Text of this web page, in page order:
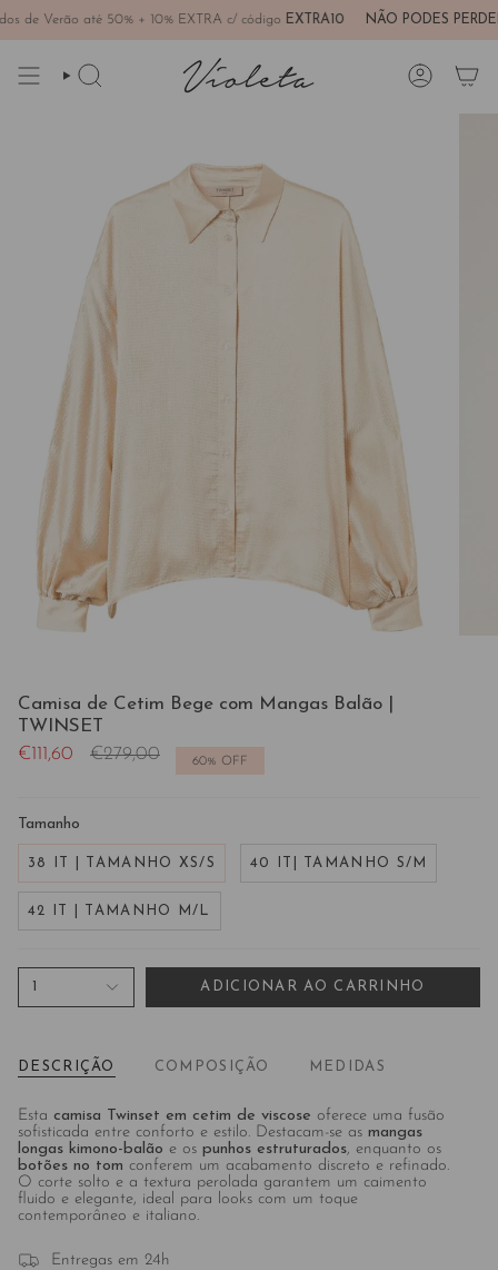
para
conteúdo
de Verão até 50% + 10% EXTRA c/ códigoEXTRA10 NÃO PODES PERDER!
PESQUISAR CONTA
Camisa de Cetim Bege com Mangas Balão |
TWINSET
€111,60
Preço
€279,00 60% OFF
Tamanho
38 IT | TAMANHO XS/S 40 IT| TAMANHO S/M
42 IT | TAMANHO M/L
1 ADICIONAR AO CARRINHO
DESCRIÇÃO COMPOSIÇÃO MEDIDAS
Esta camisa Twinset em cetim de viscose oferece uma fusão
sofisticada entre conforto e estilo. Destacam-se as mangas
longas kimono-balão e os punhos estruturados, enquanto os
botões no tom conferem um acabamento discreto e refinado.
O corte solto e a textura perolada garantem um caimento
fluido e elegante, ideal para looks com um toque
contemporâneo e italiano.
Entregas em 24h